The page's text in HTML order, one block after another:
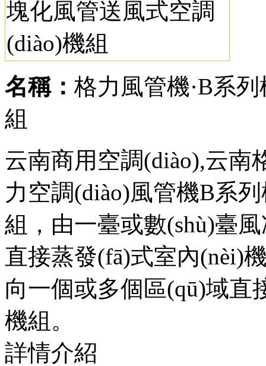
名稱： 格力風管機·B系
組
云南商用空調(diào),云南
力空調(diào)風管機B系
組，由一臺或數(shù)臺
直接蒸發(fā)式室內(nèi)
向一個或多個區(qū)域直
機組。
詳情介紹